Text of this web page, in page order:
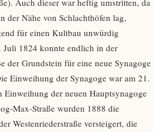
Auch dieser war heftig umstritten, da
der Nähe von Schlachthöfen lag,
für einen Kultbau unwürdig
Juli 1824 konnte endlich in der
der Grundstein für eine neue Synagoge
Einweihung der Synagoge war am 21.
der neuen Hauptsynagoge
Max-Straße wurden 1888 die
Westenriederstraße versteigert, die